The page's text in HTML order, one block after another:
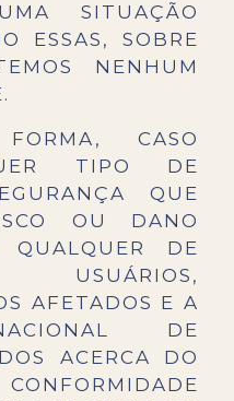
SITUAÇÃO
ESSAS, SOBRE
NENHUM
CASO
TIPO DE
QUE
OU DANO
QUALQUER DE
AFETADOS E A
DE
ACERCA DO